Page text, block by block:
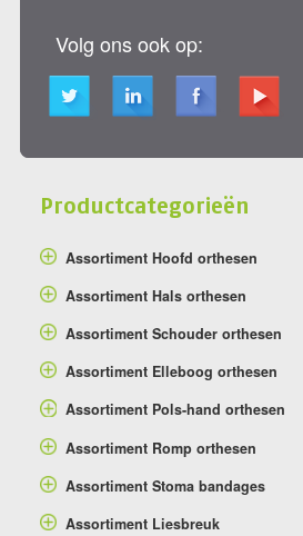
Volg ons ook op:
Productcategorieën
Assortiment Hoofd orthesen
Assortiment Hals orthesen
Assortiment Schouder orthesen
Assortiment Elleboog orthesen
Assortiment Pols-hand orthesen
Assortiment Romp orthesen
Assortiment Stoma bandages
Assortiment Liesbreuk